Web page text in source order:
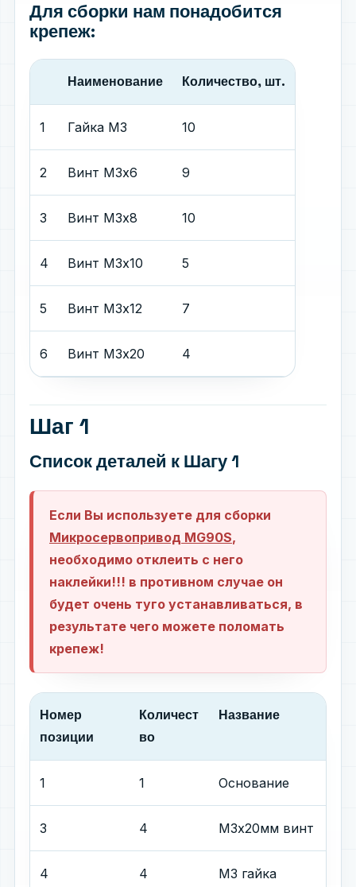
Для сборки нам понадобится
крепеж:
Наименование Количество, шт.
1 Гайка М3 10
2 Винт М3х6 9
3 Винт М3х8 10
4 Винт М3х10 5
5 Винт М3х12 7
6 Винт М3х20 4
Шаг 1
Список деталей к Шагу 1
Если Вы используете для сборки
Микросервопривод MG90S,
необходимо отклеить с него
наклейки!!! в противном случае он
будет очень туго устанавливаться, в
результате чего можете поломать
крепеж!
Номер
позиции
Количест
во
Название
1 1 Основание
3 4 М3х20мм винт
4 4 М3 гайка